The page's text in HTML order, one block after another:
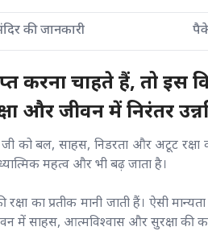
की जानकारी
करना चाहते हैं, तो
जीवन में निरंतर
बल, साहस, निडरता और अटूट रक्षा
महत्व और भी बढ़ जाता है।
का प्रतीक मानी जाती हैं। ऐसी
में साहस, आत्मविश्वास और सुरक्षा की